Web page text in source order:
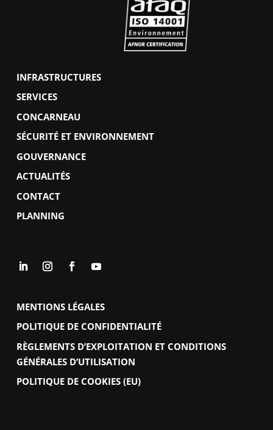
INFRASTRUCTURES
SERVICES
CONCARNEAU
SÉCURITÉ ET ENVIRONNEMENT
GOUVERNANCE
ACTUALITÉS
CONTACT
PLANNING
MENTIONS LÉGALES
POLITIQUE DE CONFIDENTIALITÉ
RÈGLEMENTS D’EXPLOITATION ET CONDITIONS
GÉNÉRALES D’UTILISATION
POLITIQUE DE COOKIES (EU)